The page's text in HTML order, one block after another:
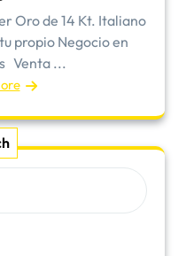
Oro de 14 Kt. Italiano
propio Negocio en
Venta ...